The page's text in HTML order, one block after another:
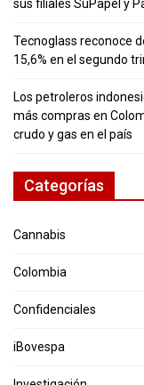
sus filiales SuPapel y
Tecnoglass reconoce
15,6% en el segundo
Los petroleros
más compras en
crudo y gas en el país
Categorías
Cannabis
Colombia
Confidenciales
iBovespa